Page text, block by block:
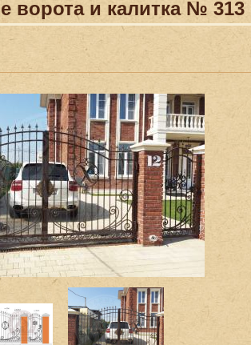
ворота и калитка № 313